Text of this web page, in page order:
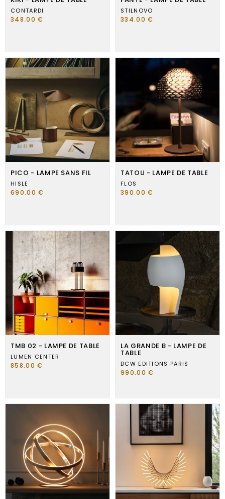
CONTARDI
348.00 €
STILNOVO
334.00 €
PICO - LAMPE SANS FIL
HISLE
690.00 €
TATOU - LAMPE DE TABLE
FLOS
390.00 €
TMB 02 - LAMPE DE TABLE
LUMEN CENTER
858.00 €
LA GRANDE B - LAMPE DE
TABLE
DCW EDITIONS PARIS
990.00 €